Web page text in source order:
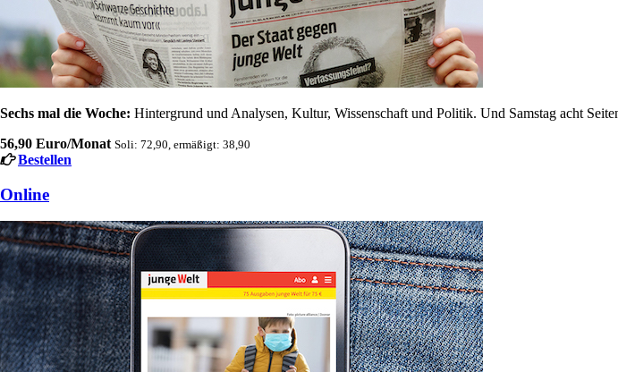
Sechs mal die Woche: Hintergrund und Analysen, Kultur, Wissenschaft und Politik. Und Samstag acht
56,90 Euro/Monat Soli: 72,90, ermäßigt: 38,90
Bestellen
Online